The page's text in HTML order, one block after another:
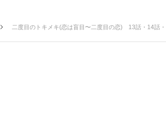
二度目のトキメキ(恋は盲目〜二度目の恋) 13話・14話